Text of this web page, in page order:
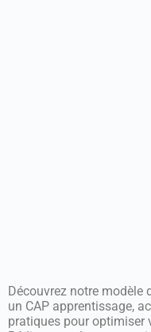
Découvrez notre modèle
un CAP apprentissage,
pratiques pour optimiser